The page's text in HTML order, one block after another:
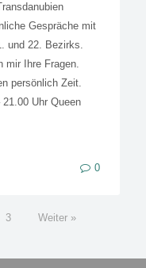
Gespräche mit
und 22. Bezirks.
mir Ihre Fragen.
persönlich Zeit.
Uhr Queen
0
3 Weiter »